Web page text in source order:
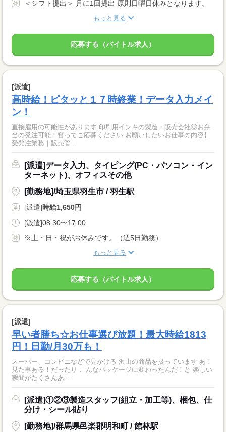
＜シフト提出＞ 月に1回提出 原則日曜日休みとなります。
もっと見る
応募する（バイトル求人）
[派遣]
高時給！ピタッと１７時終業！データ入力メイ
ン！
直接雇用の可能性があります 印刷用インキの製造・販売会社◎お弁
当の発注可能！奮ってご応募ください お願いしたいお仕事の内容】
受発注業務｜販売管...
[派遣]データ入力、タイピング(PC・パソコン・イン
ターネット)、オフィスその他
[勤務地]/埼玉県羽生市 / 羽生駅
[派遣]時給1,650円
[派遣]08:30〜17:00
※土・日・祝がお休みです。（週5日勤務）
もっと見る
応募する（バイトル求人）
[派遣]
早い者勝ち☆お仕事選び放題！最大時給1813
円！日勤/月30万も！
スーパー、コンビニなどで見かける 沢山の商品を扱っています あ！
見た事ある！だったり こんなパッケージに変わったんだ！と 楽しい
瞬間がたくさんあ...
[派遣]①②③製造スタッフ(組立・加工等)、梱包、仕
分け・シール貼り
[勤務地]/群馬県邑楽郡明和町 / 館林駅